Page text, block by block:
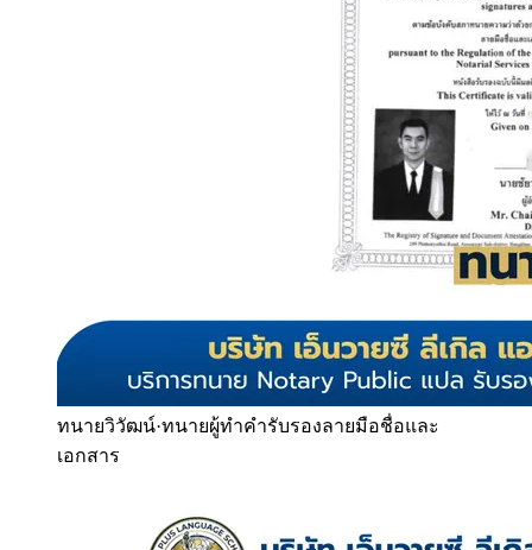
ทนายวิวัฒน์·ทนายผู้ทำคำรับรองลายมือชื่อและ
เอกสาร